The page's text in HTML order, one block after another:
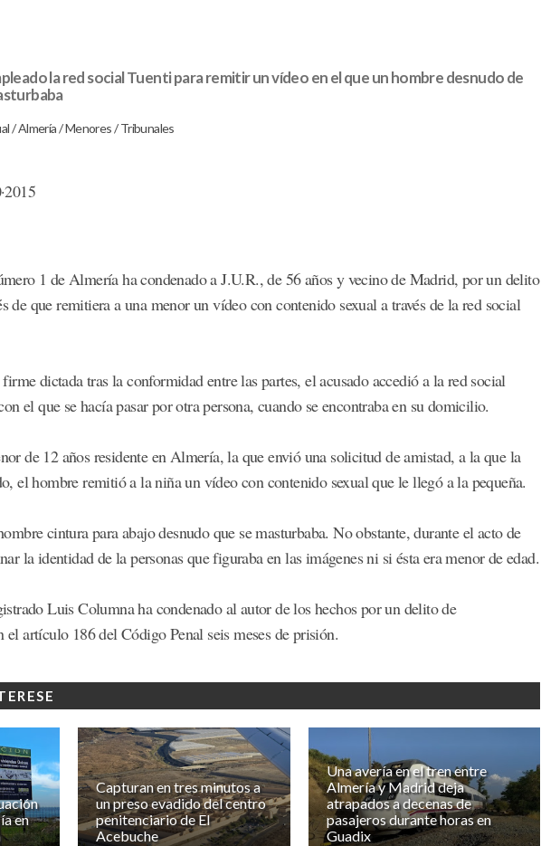
la red social Tuenti para remitir un vídeo en el que un hombre desnudo de
/Almería/Menores/Tribunales
1 de Almería ha condenado a J.U.R., de 56 años y vecino de Madrid, por un delito
de que remitiera a una menor un vídeo con contenido sexual a través de la red social
dictada tras la conformidad entre las partes, el acusado accedió a la red social
el que se hacía pasar por otra persona, cuando se encontraba en su domicilio.
de 12 años residente en Almería, la que envió una solicitud de amistad, a la que la
el hombre remitió a la niña un vídeo con contenido sexual que le llegó a la pequeña.
cintura para abajo desnudo que se masturbaba. No obstante, durante el acto de
la identidad de la personas que figuraba en las imágenes ni si ésta era menor de edad.
Luis Columna ha condenado al autor de los hechos por un delito de
artículo 186 del Código Penal seis meses de prisión.
en
Capturan en tres minutos a
un preso evadido del centro
penitenciario de El
Acebuche
Una avería en el tren entre
Almería y Madrid deja
atrapados a decenas de
pasajeros durante horas en
Guadix